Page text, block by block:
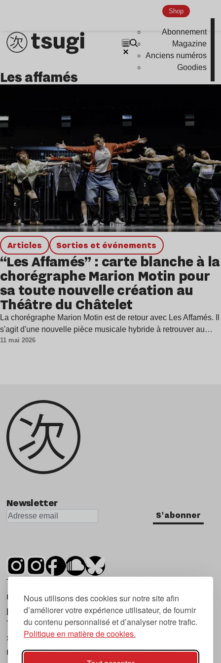
Nous utilisons des cookies sur notre site afin
d’améliorer votre expérience utilisateur, de fournir
du contenu personnalisé et d’analyser notre trafic.
Politique en matière de cookies.
Shop
Abonnement
Magazine
Anciens numéros
Goodies
les affamés
Articles Sorties et événements
“Les Affamés” : carte blanche à la
chorégraphe Marion Motin pour
sa toute nouvelle création au
Théâtre du Châtelet
La chorégraphe Marion Motin est de retour avec Les Affamés. Il
s'agit d'une nouvelle pièce musicale hybride à retrouver au…
11 mai 2026
Newsletter
S'abonner
Tsugi est un mensuel indépendant sur la
musique et les nouvelles tendances, dont la
première parution date de 2007.
Tsugi en japonais signifie « prochain », « suivant
», ce qui correspond à la thématique du
magazine, à l’affût des nouvelles tendances